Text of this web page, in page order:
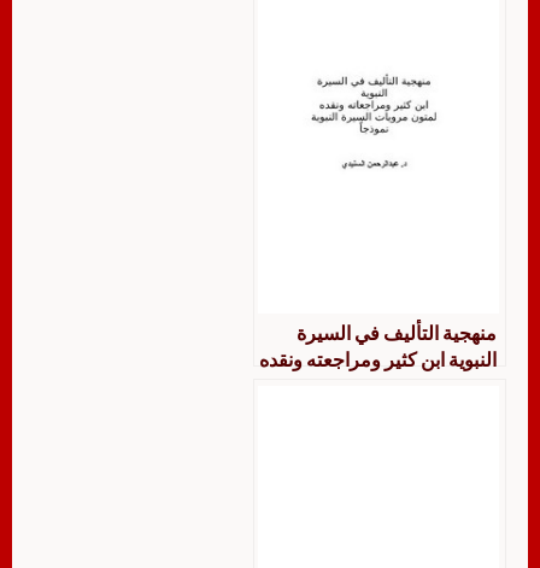
منهجية التأليف في السيرة
النبوية ابن كثير ومراجعته ونقده